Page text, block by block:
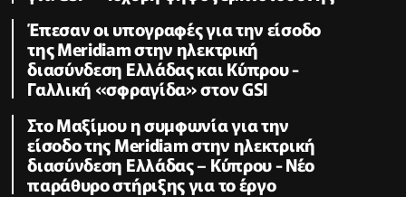
Έπεσαν οι υπογραφές για την είσοδο
της Meridiam στην ηλεκτρική
διασύνδεση Ελλάδας και Κύπρου -
Γαλλική «σφραγίδα» στον GSI
Στο Μαξίμου η συμφωνία για την
είσοδο της Meridiam στην ηλεκτρική
διασύνδεση Ελλάδας – Κύπρου - Νέο
παράθυρο στήριξης για το έργο